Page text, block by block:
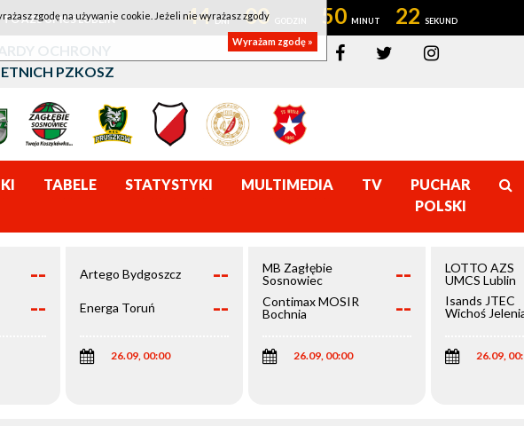
AZS UMCS LUBLIN 44 00 50 22
OCHRONY
PZKOSZ
TABELE STATYSTYKI MULTIMEDIA TV
PUCHAR
POLSKI
--
--
Artego Bydgoszcz --
Energa Toruń --
26.09, 00:00
MB Zagłębie
Sosnowiec
--
Contimax MOSIR
Bochnia
--
26.09, 00:00
LOTTO AZS
UMCS Lublin
Isands JTEC
Wichoś
26.09,
zgodę na używanie cookie. Jeżeli nie wyrażasz zgody
Wyrażam zgodę »